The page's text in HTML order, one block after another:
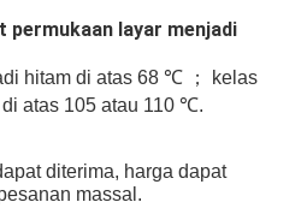
permukaan layar menjadi
hitam di atas 68 ℃ ； kelas
atas 105 atau 110 ℃.
diterima, harga dapat
massal.